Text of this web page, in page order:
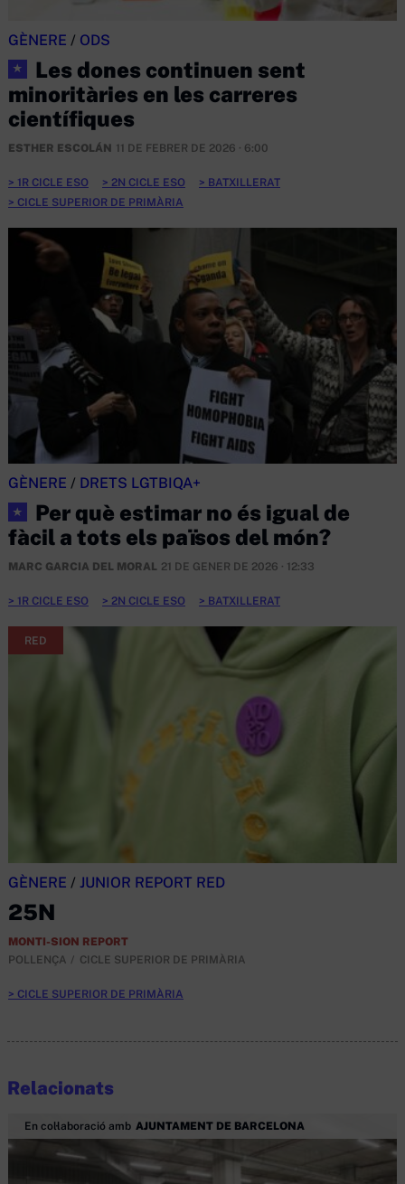
GÈNERE / ODS
★
Les dones continuen sent
minoritàries en les carreres
científiques
ESTHER ESCOLÁN 11 DE FEBRER DE 2026 · 6:00
1R CICLE ESO 2N CICLE ESO
BATXILLERAT
CICLE SUPERIOR DE PRIMÀRIA
GÈNERE / DRETS LGTBIQA+
★
Per què estimar no és igual de
fàcil a tots els països del món?
MARC GARCIA DEL MORAL 21 DE GENER DE 2026 · 12:33
1R CICLE ESO 2N CICLE ESO BATXILLERAT
RED
GÈNERE / JUNIOR REPORT RED
25N
MONTI-SION REPORT
POLLENÇA
CICLE SUPERIOR DE PRIMÀRIA
CICLE SUPERIOR DE PRIMÀRIA
Relacionats
En col·laboració amb AJUNTAMENT DE BARCELONA